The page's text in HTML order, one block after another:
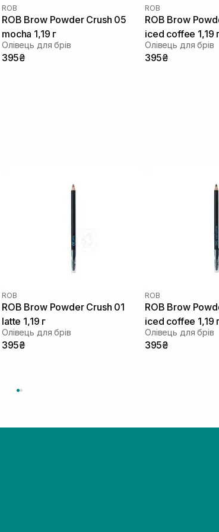
ROB
ROB Brow Powder Crush 05
mocha 1,19 г
Олівець для брів
395₴
ROB
ROB Brow
iced coffee 1,19
Олівець для брів
395₴
ROB
ROB Brow Powder Crush 01
latte 1,19 г
Олівець для брів
395₴
ROB
ROB Brow
iced coffee 1,19
Олівець для брів
395₴